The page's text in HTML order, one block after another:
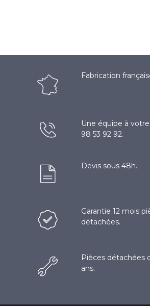
Fabrication
Une équipe à
98 53 92 92.
Devis sous 48h.
Garantie 12 mois
détachées.
Pièces détachées
ans.